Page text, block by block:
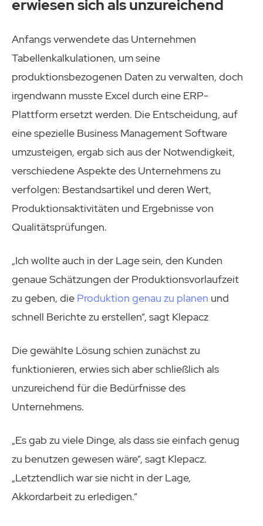
erwiesen sich als unzureichend
Anfangs verwendete das Unternehmen
Tabellenkalkulationen, um seine
produktionsbezogenen Daten zu verwalten, doch
irgendwann musste Excel durch eine ERP-
Plattform ersetzt werden. Die Entscheidung, auf
eine spezielle Business Management Software
umzusteigen, ergab sich aus der Notwendigkeit,
verschiedene Aspekte des Unternehmens zu
verfolgen: Bestandsartikel und deren Wert,
Produktionsaktivitäten und Ergebnisse von
Qualitätsprüfungen.
„Ich wollte auch in der Lage sein, den Kunden
genaue Schätzungen der Produktionsvorlaufzeit
zu geben, die Produktion genau zu planen und
schnell Berichte zu erstellen“, sagt Klepacz
Die gewählte Lösung schien zunächst zu
funktionieren, erwies sich aber schließlich als
unzureichend für die Bedürfnisse des
Unternehmens.
„Es gab zu viele Dinge, als dass sie einfach genug
zu benutzen gewesen wäre“, sagt Klepacz.
„Letztendlich war sie nicht in der Lage,
Akkordarbeit zu erledigen.“